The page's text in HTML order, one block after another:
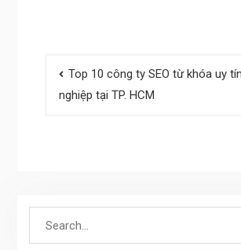
Post
navigation
Top 10 công ty SEO từ khóa uy
nghiệp tại TP. HCM